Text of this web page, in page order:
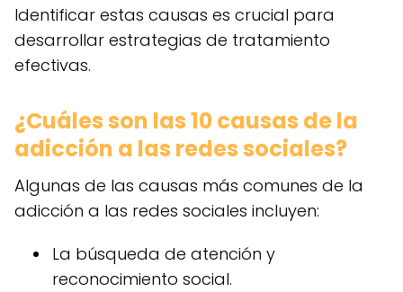
Identificar estas causas es crucial para
desarrollar estrategias de tratamiento
efectivas.
¿Cuáles son las 10 causas de la
adicción a las redes sociales?
Algunas de las causas más comunes de la
adicción a las redes sociales incluyen:
La búsqueda de atención y
reconocimiento social.